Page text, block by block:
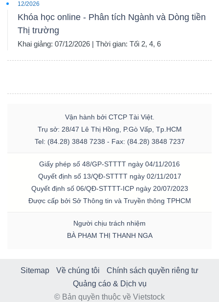
12/2026
Khóa học online - Phân tích Ngành và Dòng tiền
Thị trường
Khai giảng: 07/12/2026 | Thời gian: Tối 2, 4, 6
Vận hành bởi CTCP Tài Việt.
Trụ sở: 28/47 Lê Thị Hồng, P.Gò Vấp, Tp.HCM
Tel: (84.28) 3848 7238 - Fax: (84.28) 3848 7237
Giấy phép số 48/GP-STTTT ngày 04/11/2016
Quyết định số 13/QĐ-STTTT ngày 02/11/2017
Quyết định số 06/QĐ-STTTT-ICP ngày 20/07/2023
Được cấp bởi Sở Thông tin và Truyền thông TPHCM
Người chịu trách nhiệm
BÀ PHẠM THỊ THANH NGA
Sitemap Về chúng tôi
Chính sách quyền riêng tư
Quảng cáo & Dịch vụ
© Bản quyền thuộc về Vietstock